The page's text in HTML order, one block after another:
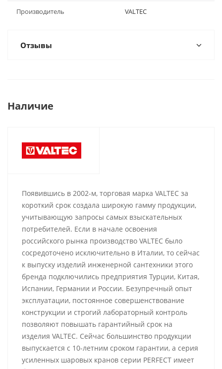
Производитель VALTEC
Отзывы
Наличие
Появившись в 2002-м, торговая марка VALTEC за
короткий срок создала широкую гамму продукции,
учитывающую запросы самых взыскательных
потребителей. Если в начале освоения
российского рынка производство VALTEC было
сосредоточено исключительно в Италии, то сейчас
к выпуску изделий инженерной сантехники этого
бренда подключились предприятия Турции, Китая,
Испании, Германии и России. Безупречный опыт
эксплуатации, постоянное совершенствование
конструкции и строгий лабораторный контроль
позволяют повышать гарантийный срок на
изделия VALTEC. Сейчас большинство продукции
выпускается с 10-летним сроком гарантии, а серия
усиленных шаровых кранов серии PERFECT имеет